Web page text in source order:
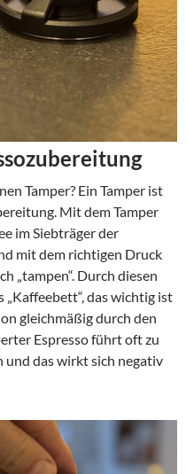
Tamper? Ein Tamper ist
Mit dem Tamper
im Siebträger der
mit dem richtigen Druck
„tampen“. Durch diesen
das wichtig ist
gleichmäßig durch den
Espresso führt oft zu
das wirkt sich negativ